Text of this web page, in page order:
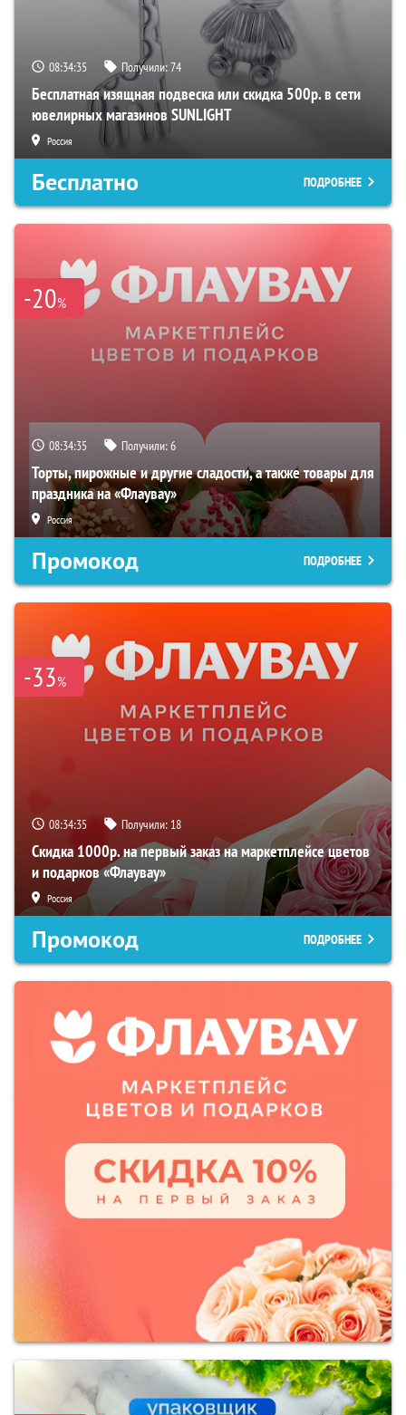
08:34:34 Получили:74
Бесплатная изящная подвеска или скидка 500р. в сети
ювелирных магазинов SUNLIGHT
Россия
Бесплатно ПОДРОБНЕЕ
-20%
08:34:34 Получили:6
Торты, пирожные и другие сладости, а также товары для
праздника на «Флаувау»
Россия
Промокод ПОДРОБНЕЕ
-33%
08:34:34 Получили: 18
Скидка 1000р. на первый заказ на маркетплейсе цветов
и подарков «Флаувау»
Россия
Промокод ПОДРОБНЕЕ